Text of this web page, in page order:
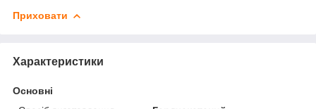
Приховати
Характеристики
Основні